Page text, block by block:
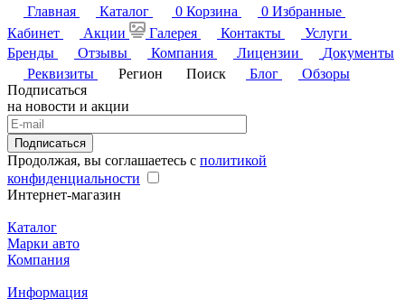
Главная
Каталог 0 Корзина 0 Избранные
Кабинет
Акции Галерея Контакты
Услуги
Бренды
Отзывы Компания Лицензии
Документы
Реквизиты
Регион Поиск Блог
Обзоры
Подписаться
на новости и акции
Подписаться
Продолжая, вы соглашаетесь с политикой
конфиденциальности
Интернет-магазин
Каталог
Марки авто
Компания
Информация